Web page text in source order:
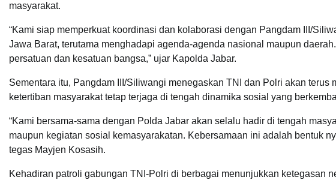
masyarakat.
“Kami siap memperkuat koordinasi dan kolaborasi dengan Pangdam III/
Jawa Barat, terutama menghadapi agenda-agenda nasional maupun
persatuan dan kesatuan bangsa,” ujar Kapolda Jabar.
Sementara itu, Pangdam III/Siliwangi menegaskan TNI dan Polri akan
ketertiban masyarakat tetap terjaga di tengah dinamika sosial yang
“Kami bersama-sama dengan Polda Jabar akan selalu hadir di tengah
maupun kegiatan sosial kemasyarakatan. Kebersamaan ini adalah bentuk
tegas Mayjen Kosasih.
Kehadiran patroli gabungan TNI-Polri di berbagai menunjukkan ketegasan